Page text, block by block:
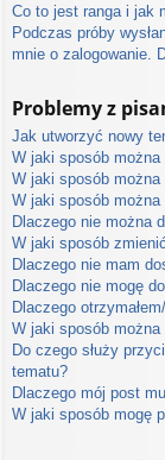
Co to jest ranga i jak
Podczas próby
mnie o zalogowanie.
Problemy z
Jak utworzyć nowy
W jaki sposób
W jaki sposób
W jaki sposób
Dlaczego nie można
W jaki sposób
Dlaczego nie mam
Dlaczego nie mogę
Dlaczego
W jaki sposób można
Do czego służy
tematu?
Dlaczego mój post
W jaki sposób mogę